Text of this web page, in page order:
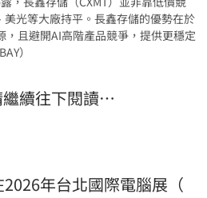
光等大廠持平。長鑫存儲的優勢在於
，且避開AI高階產品競爭，提供更穩定
）
繼續往下閱讀…
年台北國際電腦展（